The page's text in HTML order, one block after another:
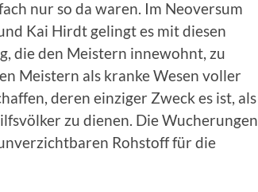
nur so da waren. Im Neoversum
Kai Hirdt gelingt es mit diesen
die den Meistern innewohnt, zu
Meistern als kranke Wesen voller
deren einziger Zweck es ist, als
zu dienen. Die Wucherungen
Rohstoff für die